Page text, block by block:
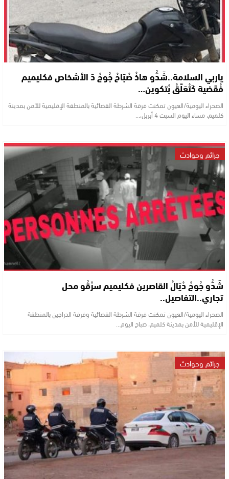
ياربي السلامة..شَدُّو هاذْ صْبَاحْ جُوجْ دَ الأشخاص فكليميم
فْقَضية كَتْعَلَّقْ بْتكوين…
الصحراء اليومية/العيون تمكنت فرقة الشرطة القضائية بالمنطقة الإقليمية للأمن بمدينة
كلميم، مساء اليوم السبت 4 أبريل،…
جرائم وحوادث
شَدُّو جُوجْ دْيَالْ القاصرين فكليميم سرْقُو محل
تجاري..التفاصيل..
الصحراء اليومية/العيون تمكنت فرقة الشرطة القضائية وفرقة الدراجين بالمنطقة
الإقليمية للأمن بمدينة كلميم، صباح اليوم…
جرائم وحوادث